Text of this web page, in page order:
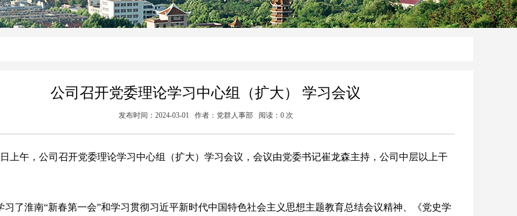
公司召开党委理论学习中心组（扩大） 学习会议
发布时间：2024-03-01 作者：党群人事部 阅读： 0次
日上午，公司召开党委理论学习中心组（扩大）学习会议，会议由党委书记崔龙森主持，公司中层以上干
习了淮南“新春第一会”和学习贯彻习近平新时代中国特色社会主义思想主题教育总结会议精神、《党史学